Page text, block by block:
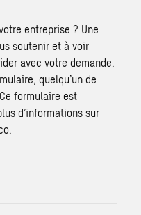
entreprise ? Une
soutenir et à voir
avec votre demande.
quelqu’un de
formulaire est
d’informations sur